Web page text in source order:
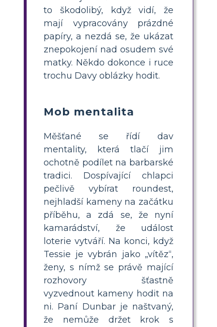
to škodolibý, když vidí, že
mají vypracovány prázdné
papíry, a nezdá se, že ukázat
znepokojení nad osudem své
matky. Někdo dokonce i ruce
trochu Davy oblázky hodit.
Mob mentalita
Měšťané se řídí dav
mentality, která tlačí jim
ochotně podílet na barbarské
tradici. Dospívající chlapci
pečlivě vybírat roundest,
nejhladší kameny na začátku
příběhu, a zdá se, že nyní
kamarádství, že událost
loterie vytváří. Na konci, když
Tessie je vybrán jako „vítěz“,
ženy, s nímž se právě mající
rozhovory šťastně
vyzvednout kameny hodit na
ni. Paní Dunbar je naštvaný,
že nemůže držet krok s